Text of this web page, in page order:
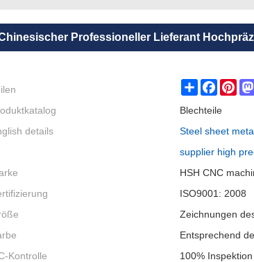
Professioneller Lieferant
Share
Blechteile
details
Steel sheet
supplier high
HSH CNC
ISO9001: 2008
Zeichnungen
Entsprechend
Kontrolle
100%